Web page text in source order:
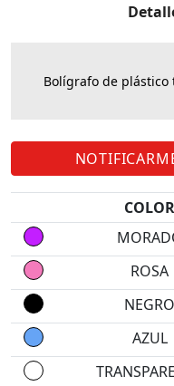
Bolígrafo de plástico
COLOR
ROSA
NEGRO
AZUL